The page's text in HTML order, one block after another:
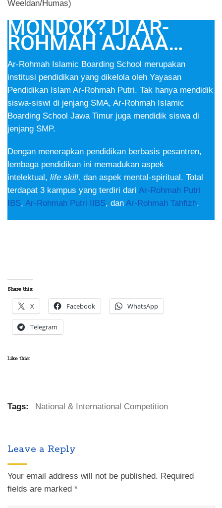
Weeldan/Humas)
MONDOK? DI AR-
ROHMAH AJAAA…
Ar-Rohmah Islamic Boarding School merupakan
institusi pendidikan yang dikelola oleh Yayasan
Pendidikan Islam Ar-Rohmah Putri. Tak hanya mendidik
siswa-siswi di jenjang SMA, Ar-Rohmah Islamic
Boarding School Jawa Timur juga mendidik siswa di
jenjang SMP.
Dengan menerapkan pendidikan berbasis pesantren,
lembaga pendidikan ini memadukan aspek
intelektual, life skill, dan aspek mental-spiritual. Total
terdapat 3 kampus yang terdiri dari Ar-Rohmah Putri
IBS, Ar-Rohmah Putri IIBS, dan Ar-Rohmah Tahfizh.
Share this:
X Facebook WhatsApp
Telegram
Like this:
Tags: National & International Competition
Leave a Reply
Your email address will not be published. Required
fields are marked *